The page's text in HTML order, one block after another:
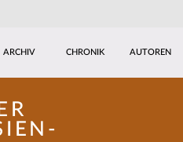
ARCHIV CHRONIK AUTOREN